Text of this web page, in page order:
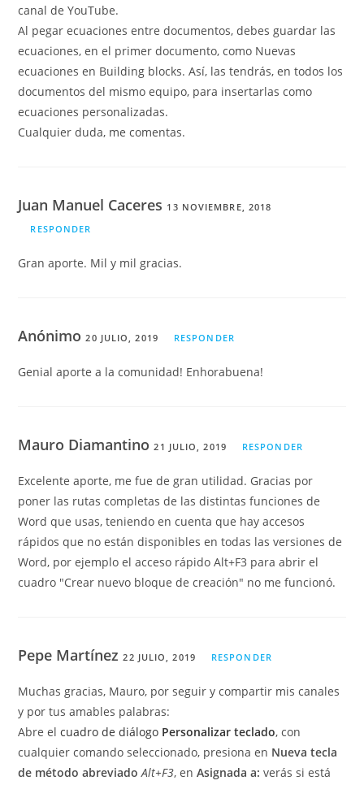
canal de YouTube.
Al pegar ecuaciones entre documentos, debes guardar las
ecuaciones, en el primer documento, como Nuevas
ecuaciones en Building blocks. Así, las tendrás, en todos los
documentos del mismo equipo, para insertarlas como
ecuaciones personalizadas.
Cualquier duda, me comentas.
Juan Manuel Caceres 13 NOVIEMBRE, 2018
RESPONDER
Gran aporte. Mil y mil gracias.
Anónimo20 JULIO, 2019 RESPONDER
Genial aporte a la comunidad! Enhorabuena!
Mauro Diamantino21 JULIO, 2019 RESPONDER
Excelente aporte, me fue de gran utilidad. Gracias por
poner las rutas completas de las distintas funciones de
Word que usas, teniendo en cuenta que hay accesos
rápidos que no están disponibles en todas las versiones de
Word, por ejemplo el acceso rápido Alt+F3 para abrir el
cuadro "Crear nuevo bloque de creación" no me funcionó.
Pepe Martínez22 JULIO, 2019 RESPONDER
Muchas gracias, Mauro, por seguir y compartir mis canales
y por tus amables palabras:
Abre elcuadro de diálogo Personalizar teclado, con
cualquier comando seleccionado, presiona en Nueva tecla
de método abreviado Alt+F3, enAsignada a: verás si está